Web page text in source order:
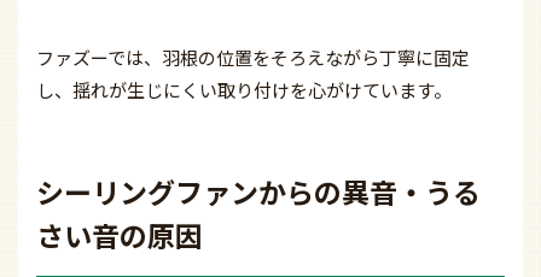
ファズーでは、羽根の位置をそろえながら丁寧に固定
し、揺れが生じにくい取り付けを心がけています。
シーリングファンからの異音・うる
さい音の原因